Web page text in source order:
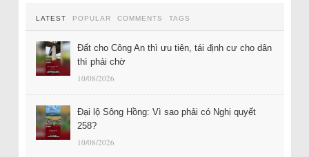
LATEST POPULAR COMMENTS TAGS
Đất cho Công An thì ưu tiên, tái định cư cho dân
thì phải chờ
10/08/2026
Đại lộ Sông Hồng: Vì sao phải có Nghị quyết
258?
10/08/2026